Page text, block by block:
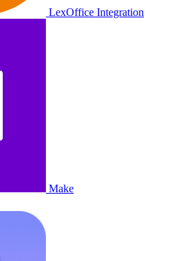
LexOffice Integration
Make